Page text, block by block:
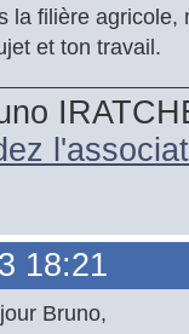
la filière agricole,
et ton travail.
18:21
Bruno,